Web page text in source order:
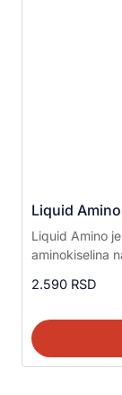
Liquid Amino
Liquid Amino
aminokiselina
2.590 RSD